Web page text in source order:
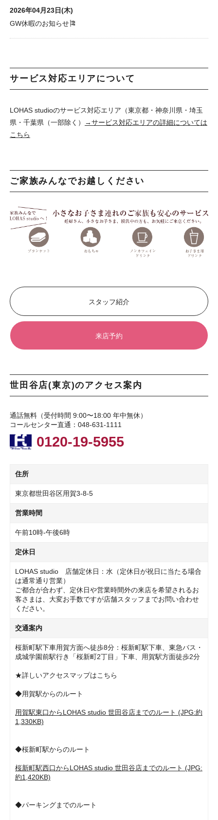
2026年04月23日(木)
GW休暇のお知らせ🎏
サービス対応エリアについて
LOHAS studioのサービス対応エリア（東京都・神奈川県・埼玉
県・千葉県（一部除く）
→サービス対応エリアの詳細については
こちら
ご家族みんなでお越しください
スタッフ紹介
来店予約
世田谷店(東京)のアクセス案内
通話無料（受付時間 9:00〜18:00 年中無休）
コールセンター直通：048-631-1111
0120-19-5955
住所
東京都世田谷区用賀3-8-5
営業時間
午前10時-午後6時
定休日
LOHAS studio 店舗定休日：水（定休日が祝日に当たる場合
は通常通り営業）
ご都合が合わず、定休日や営業時間外の来店を希望されるお
客さまは、大変お手数ですが店舗スタッフまでお問い合わせ
ください。
交通案内
桜新町駅下車用賀方面へ徒歩8分：桜新町駅下車、東急バス・
成城学園前駅行き「桜新町2丁目」下車、用賀駅方面徒歩2分
★詳しいアクセスマップはこちら
◆用賀駅からのルート
用賀駅東口からLOHAS studio 世田谷店までのルート (JPG:約
1,330KB)
◆桜新町駅からのルート
桜新町駅西口からLOHAS studio 世田谷店までのルート (JPG:
約1,420KB)
◆パーキングまでのルート